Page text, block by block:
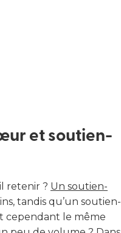
et soutien-
retenir ? Un soutien-
tandis qu’un soutien-
cependant le même